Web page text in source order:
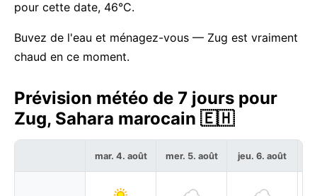
pour cette date, 46°C.
Buvez de l'eau et ménagez-vous — Zug est vraiment
chaud en ce moment.
Prévision météo de 7 jours pour
Zug, Sahara marocain 🇪🇭
mar. 4. août mer. 5. août jeu. 6. août